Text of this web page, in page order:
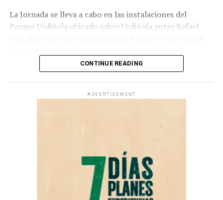
ADVERTISEMENT
• Sábado 29 de agosto, “Saraperos por la Juventud”,
en el cual, el Estadio Francisco I. Madero se
transformará en un espacio dedicado al bienestar físico,
La Jornada se lleva a cabo en las instalaciones del
Parque Urdiñola ubicado sobre Urdiñola entre Rafael
ADVERTISEMENT
CONTINUE READING
ADVERTISEMENT